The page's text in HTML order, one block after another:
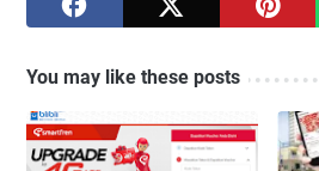
You may like these posts